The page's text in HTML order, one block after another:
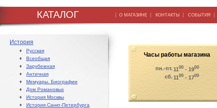
КАТАЛОГ | О МАГАЗИНЕ | КОНТАКТЫ | СОБЫТИЯ
История
♦ Русская
♦ Всеобщая
♦ Зарубежная
♦ Античная
♦ Мемуары. Биографии
♦ Дом Романовых
♦ История Москвы
♦ История Санкт-Петербурга
Часы работы магазина
пн.-пт.1100 - 1900
сб.1100 - 1700